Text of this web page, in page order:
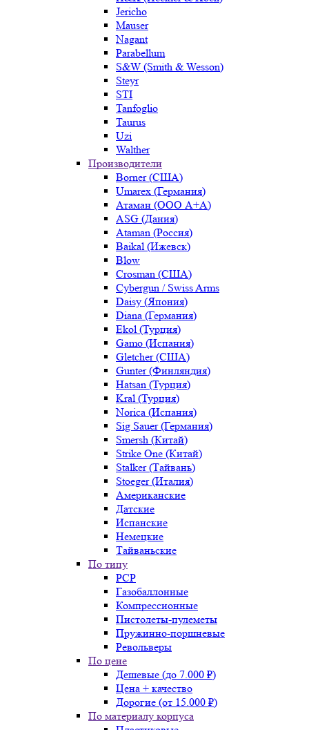
Jericho
Mauser
Nagant
Parabellum
S&W (Smith & Wesson)
Steyr
STI
Tanfoglio
Taurus
Uzi
Walther
Производители
Borner (США)
Umarex (Германия)
Атаман (ООО А+А)
ASG (Дания)
Ataman (Россия)
Baikal (Ижевск)
Blow
Crosman (США)
Cybergun / Swiss Arms
Daisy (Япония)
Diana (Германия)
Ekol (Турция)
Gamo (Испания)
Gletcher (США)
Gunter (Финляндия)
Hatsan (Турция)
Kral (Турция)
Norica (Испания)
Sig Sauer (Германия)
Smersh (Китай)
Strike One (Китай)
Stalker (Тайвань)
Stoeger (Италия)
Американские
Датские
Испанские
Немецкие
Тайваньские
По типу
PCP
Газобаллонные
Компрессионные
Пистолеты-пулеметы
Пружинно-поршневые
Револьверы
По цене
Дешевые (до 7.000 ₽)
Цена + качество
Дорогие (от 15.000 ₽)
По материалу корпуса